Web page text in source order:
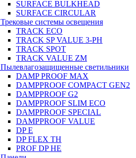
SURFACE BULKHEAD
SURFACE CIRCULAR
Трековые системы освещения
TRACK ECO
TRACK SP VALUE 3-PH
TRACK SPOT
TRACK VALUE ZM
Пылевлагозащищенные светильники
DAMP PROOF MAX
DAMPPROOF COMPACT GEN2
DAMPPROOF G2
DAMPPROOF SLIM ECO
DAMPPROOF SPECIAL
DAMPPROOF VALUE
DP E
DP FLEX TH
PROF DP HE